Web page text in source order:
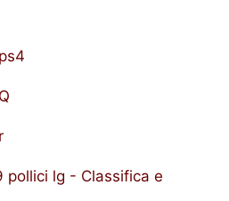
pollici lg - Classifica e